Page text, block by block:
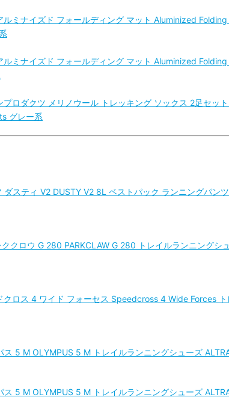
ルミナイズド フォールディング マット Aluminized
ルミナイズド フォールディング マット Aluminized
プロダクツ メリノウール トレッキング ソックス 2足セッ
グレー系
ダスティ V2 DUSTY V2 8L ベストパック ランニングパン
ククロウ G 280 PARKCLAW G 280 トレイルランニング
クロス 4 ワイド フォーセス Speedcross 4 Wide Forces
ス 5 M OLYMPUS 5 M トレイルランニングシューズ
ス 5 M OLYMPUS 5 M トレイルランニングシューズ